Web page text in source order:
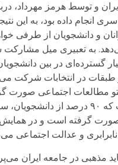
و توسط هرمز مهرداد،
داده بود، به این
و دانشجویان از طرفی
به تعبیری میل مشارکت
گسترده‌ای در بین
طبقات در انتخابات
اجتماعی صورت
مهرداد را تأیید می‌کند. از نتایج قابل
و عدالت اجتماعی
مذهبی در جامعه ایران